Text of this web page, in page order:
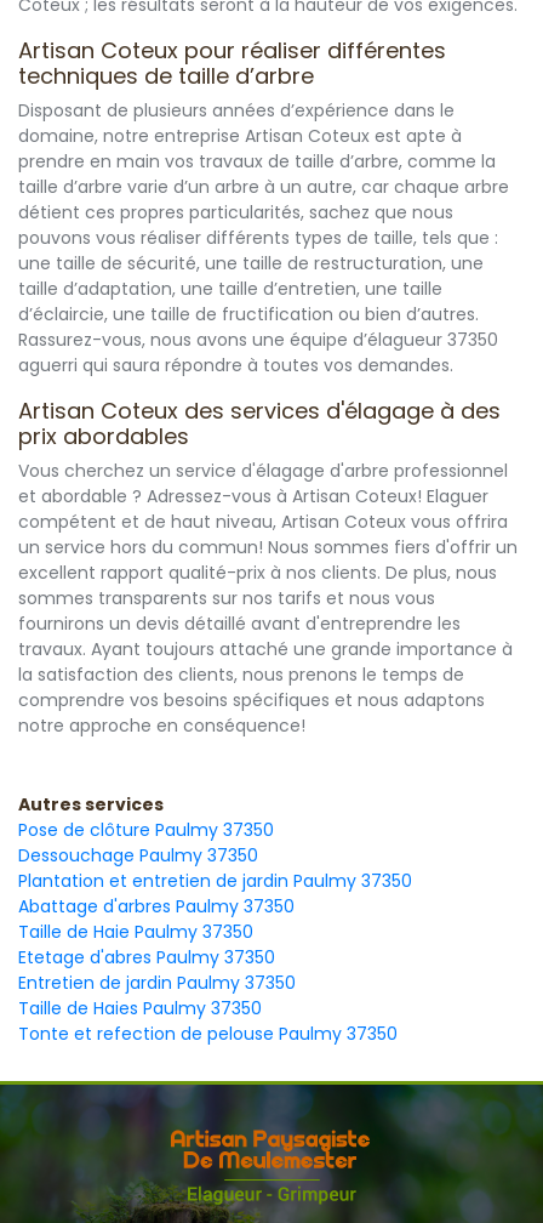
Coteux ; les résultats seront à la hauteur de vos exigences.
Artisan Coteux pour réaliser différentes
techniques de taille d’arbre
Disposant de plusieurs années d’expérience dans le
domaine, notre entreprise Artisan Coteux est apte à
prendre en main vos travaux de taille d’arbre, comme la
taille d’arbre varie d’un arbre à un autre, car chaque arbre
détient ces propres particularités, sachez que nous
pouvons vous réaliser différents types de taille, tels que :
une taille de sécurité, une taille de restructuration, une
taille d’adaptation, une taille d’entretien, une taille
d’éclaircie, une taille de fructification ou bien d’autres.
Rassurez-vous, nous avons une équipe d’élagueur 37350
aguerri qui saura répondre à toutes vos demandes.
Artisan Coteux des services d'élagage à des
prix abordables
Vous cherchez un service d'élagage d'arbre professionnel
et abordable ? Adressez-vous à Artisan Coteux! Elaguer
compétent et de haut niveau, Artisan Coteux vous offrira
un service hors du commun! Nous sommes fiers d'offrir un
excellent rapport qualité-prix à nos clients. De plus, nous
sommes transparents sur nos tarifs et nous vous
fournirons un devis détaillé avant d'entreprendre les
travaux. Ayant toujours attaché une grande importance à
la satisfaction des clients, nous prenons le temps de
comprendre vos besoins spécifiques et nous adaptons
notre approche en conséquence!
Autres services
Pose de clôture Paulmy 37350
Dessouchage Paulmy 37350
Plantation et entretien de jardin Paulmy 37350
Abattage d'arbres Paulmy 37350
Taille de Haie Paulmy 37350
Etetage d'abres Paulmy 37350
Entretien de jardin Paulmy 37350
Taille de Haies Paulmy 37350
Tonte et refection de pelouse Paulmy 37350